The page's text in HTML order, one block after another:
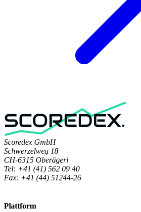
Scoredex GmbH
Schwerzelweg 18
CH-6315 Oberägeri
Tel: +41 (41) 562 09 40
Fax: +41 (44) 51244-26
Plattform